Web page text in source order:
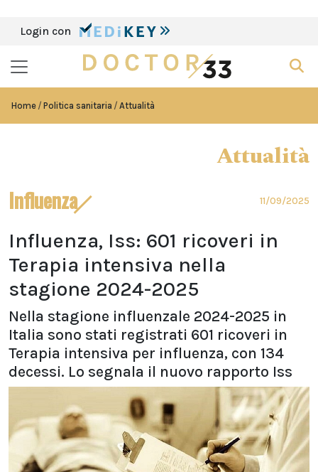
Login con
Home Politica sanitaria Attualità
Attualità
Influenza 11/09/2025
Influenza, Iss: 601 ricoveri in
Terapia intensiva nella
stagione 2024-2025
Nella stagione influenzale 2024-2025 in
Italia sono stati registrati 601 ricoveri in
Terapia intensiva per influenza, con 134
decessi. Lo segnala il nuovo rapporto Iss